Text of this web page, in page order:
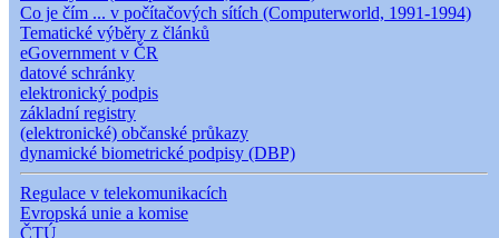
Co je čím ... v počítačových sítích (Computerworld, 1991-1994)
Tematické výběry z článků
eGovernment v ČR
datové schránky
elektronický podpis
základní registry
(elektronické) občanské průkazy
dynamické biometrické podpisy (DBP)
Regulace v telekomunikacích
Evropská unie a komise
ČTÚ